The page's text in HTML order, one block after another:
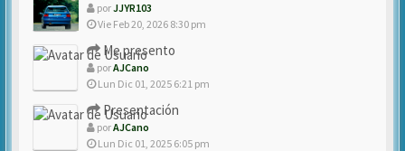
porJJYR103
Vie Feb 20, 2026 8:30 pm
Me presento
porAJCano
Lun Dic 01, 2025 6:21 pm
Presentación
porAJCano
Lun Dic 01, 2025 6:05 pm